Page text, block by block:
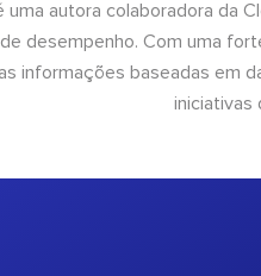
uma autora colaboradora da
desempenho. Com uma
informações baseadas em
iniciativas